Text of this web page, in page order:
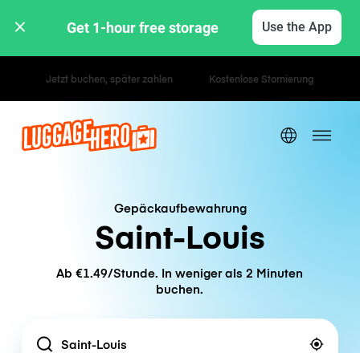
Get 1-hour free storage Use the App
Stunden- / Tagestarife
Gepäckaufbewahrung
Saint-Louis
Ab €1.49/Stunde. In weniger als 2 Minuten
buchen.
Location